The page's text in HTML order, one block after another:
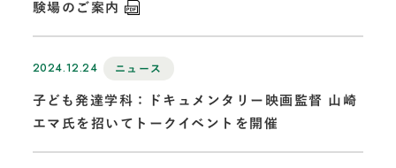
験場のご案内
2024.12.24 ニュース
子ども発達学科：ドキュメンタリー映画監督 山崎
エマ氏を招いてトークイベントを開催